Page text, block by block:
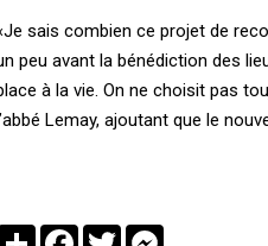
sais combien ce projet de
peu avant la bénédiction des
à la vie. On ne choisit pas
Lemay, ajoutant que le
PartagerFacebook
TwitterMessenger